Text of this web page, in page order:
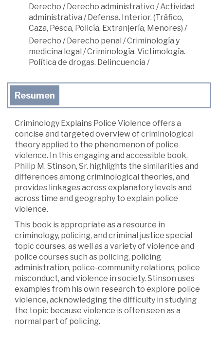
Derecho /Derecho administrativo /Actividad
administrativa /Defensa. Interior. (Tráfico,
Caza, Pesca, Policía, Extranjería, Menores) /
Derecho /Derecho penal /Criminología y
medicina legal /Criminología. Victimología.
Política de drogas. Delincuencia /
Resumen
Criminology Explains Police Violence offers a
concise and targeted overview of criminological
theory applied to the phenomenon of police
violence. In this engaging and accessible book,
Philip M. Stinson, Sr. highlights the similarities and
differences among criminological theories, and
provides linkages across explanatory levels and
across time and geography to explain police
violence.
This book is appropriate as a resource in
criminology, policing, and criminal justice special
topic courses, as well as a variety of violence and
police courses such as policing, policing
administration, police-community relations, police
misconduct, and violence in society. Stinson uses
examples from his own research to explore police
violence, acknowledging the difficulty in studying
the topic because violence is often seen as a
normal part of policing.